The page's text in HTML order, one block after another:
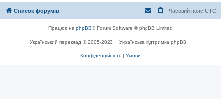
Список форумів Часовий пояс UTC
Працює на phpBB® Forum Software © phpBB Limited
Український переклад © 2005-2023 Українська підтримка phpBB
Конфіденційність | Умови